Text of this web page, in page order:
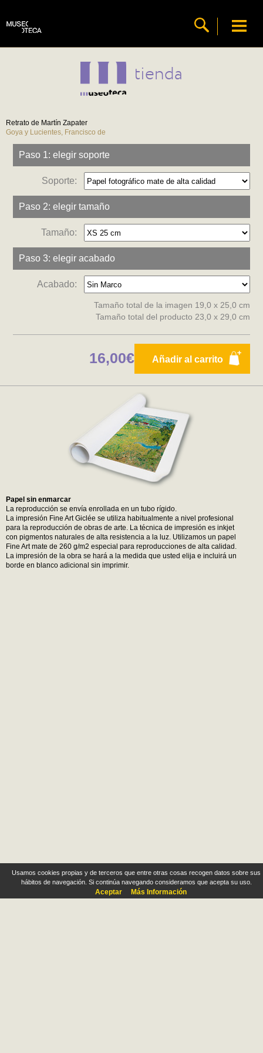
Usamos cookies propias y de terceros que entre otras cosas recogen datos sobre sus
hábitos de navegación. Si continúa navegando consideramos que acepta su uso.
Aceptar Más Información
tienda
Retrato de Martín Zapater
Goya y Lucientes, Francisco de
Paso 1: elegir soporte
Soporte:
Paso 2: elegir tamaño
Tamaño:
Paso 3: elegir acabado
Acabado:
Tamaño total de la imagen 19,0 x 25,0 cm
Tamaño total del producto 23,0 x 29,0 cm
Añadir al carrito
16,00€
Papel sin enmarcar
La reproducción se envía enrollada en un tubo rígido.
La impresión Fine Art Giclée se utiliza habitualmente a nivel profesional
para la reproducción de obras de arte. La técnica de impresión es inkjet
con pigmentos naturales de alta resistencia a la luz. Utilizamos un papel
Fine Art mate de 260 g/m2 especial para reproducciones de alta calidad.
La impresión de la obra se hará a la medida que usted elija e incluirá un
borde en blanco adicional sin imprimir.